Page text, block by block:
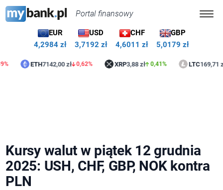
Portal finansowy
EUR
4,2984 zł
USD
3,7192 zł
CHF
4,6011 zł
GBP
5,0179 zł
ETH 7142,00 zł 0,62% XRP 3,88 zł 0,41% LTC 169,71 zł
Kursy walut w piątek 12 grudnia
2025: USH, CHF, GBP, NOK kontra
PLN